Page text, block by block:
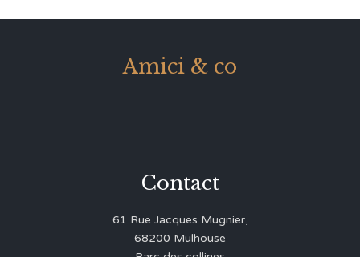
Amici & co
Contact
61 Rue Jacques Mugnier,
68200 Mulhouse